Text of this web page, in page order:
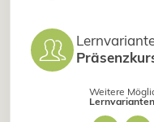
Weitere
Lernvarianten